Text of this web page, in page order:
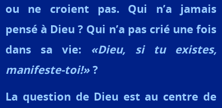
ou ne croient pas. Qui n’a jamais
pensé à Dieu ? Qui n’a pas crié une fois
dans sa vie: «Dieu, si tu existes,
manifeste-toi!»?
La question de Dieu est au centre de